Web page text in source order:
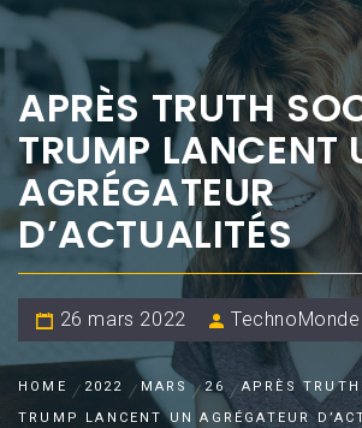
APRÈS TRUTH
TRUMP LANCENT
AGRÉGATEUR
D’ACTUALITÉS
26 mars 2022 TechnoMonde
HOME 2022 MARS 26
APRÈS
TRUMP LANCENT UN AGRÉGATEUR